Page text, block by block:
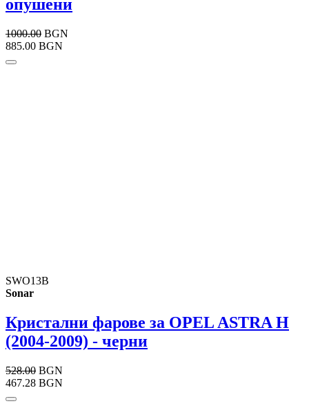
опушени
1000.00 BGN
885.00 BGN
SWO13B
Sonar
Кристални фарове за OPEL ASTRA H
(2004-2009) - черни
528.00 BGN
467.28 BGN